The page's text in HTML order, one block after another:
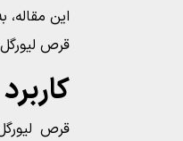
این
قرص
قرص